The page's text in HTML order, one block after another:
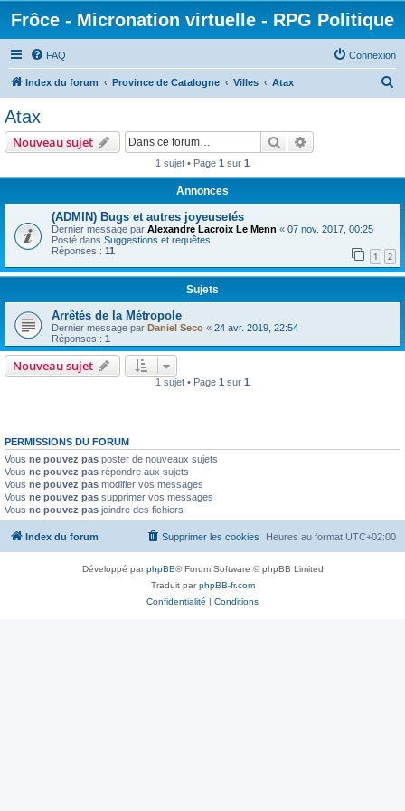
Frôce - Micronation virtuelle - RPG Politique
FAQ Connexion
Index du forum Province de Catalogne Villes Atax
r
Atax
Nouveau sujet Rechercher
1 sujet • Page 1 sur 1
Annonces
(ADMIN) Bugs et autres joyeusetés
Dernier message par Alexandre Lacroix Le Menn « 07 nov. 2017, 00:25
Posté dans Suggestions et requêtes
Réponses : 11 1 2
Sujets
Arrêtés de la Métropole
Dernier message par Daniel Seco « 24 avr. 2019, 22:54
Réponses : 1
Nouveau sujet
1 sujet • Page 1 sur 1
PERMISSIONS DU FORUM
Vous ne pouvez pas poster de nouveaux sujets
Vous ne pouvez pas répondre aux sujets
Vous ne pouvez pas modifier vos messages
Vous ne pouvez pas supprimer vos messages
Vous ne pouvez pas joindre des fichiers
Index du forum Heures au format UTC+02:00
Supprimer les cookies
Développé parphpBB® Forum Software © phpBB Limited
Traduit parphpBB-fr.com
Confidentialité | Conditions